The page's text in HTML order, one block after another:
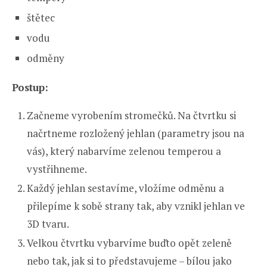
štětec
vodu
odměny
Postup:
Začneme vyrobením stromečků. Na čtvrtku si
načrtneme rozložený jehlan (parametry jsou na
vás), který nabarvíme zelenou temperou a
vystřihneme.
Každý jehlan sestavíme, vložíme odměnu a
přilepíme k sobě strany tak, aby vznikl jehlan ve
3D tvaru.
Velkou čtvrtku vybarvíme buďto opět zeleně
nebo tak, jak si to představujeme – bílou jako